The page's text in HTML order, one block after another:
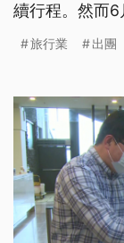
續行程。然而6
地下團的狀況。
旅行業 出團